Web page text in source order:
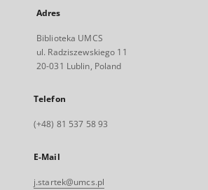
Adres
Biblioteka UMCS
ul. Radziszewskiego 11
20-031 Lublin, Poland
Telefon
(+48) 81 537 58 93
E-Mail
j.startek@umcs.pl